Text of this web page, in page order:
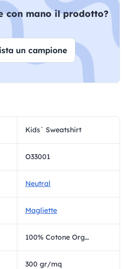
con mano il prodotto?
un campione
Kids´ Sweatshirt
O33001
Neutral
Magliette
100% Cotone Organico
300 gr/mq